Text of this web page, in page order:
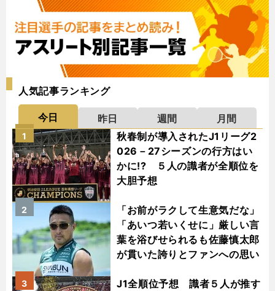
人気記事ランキング
今日 昨日 週間
月間
秋春制が導入されたJ1リーグ2
026－27シーズンの行方はい
かに!? ５人の識者が全順位を
大胆予想
1
「お前がラクして生意気だな」
「あいつ若いくせに」厳しい言
葉を浴びせられるも佐藤慎太郎
が貫いた誇りとファンへの思い
2
J1全順位予想 識者５人が推す
3